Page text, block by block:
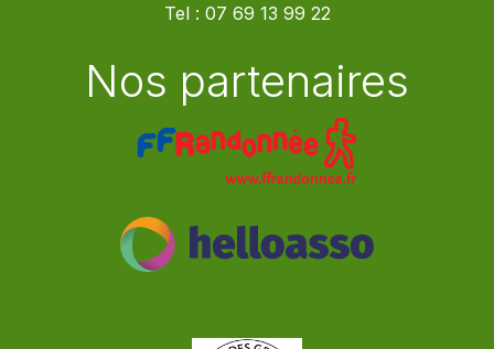
Tel : 07 69 13 99 22
Nos partenaires